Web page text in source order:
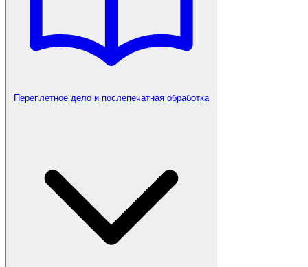
Переплетное дело и послепечатная обработка